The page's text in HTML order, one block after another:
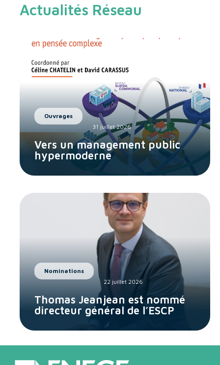
Actualités Réseau
Ouvrages
31 juillet 2026
Vers un management public
hypermoderne
Nominations
22 juillet 2026
Thomas Jeanjean est nommé
directeur général de l’ESCP